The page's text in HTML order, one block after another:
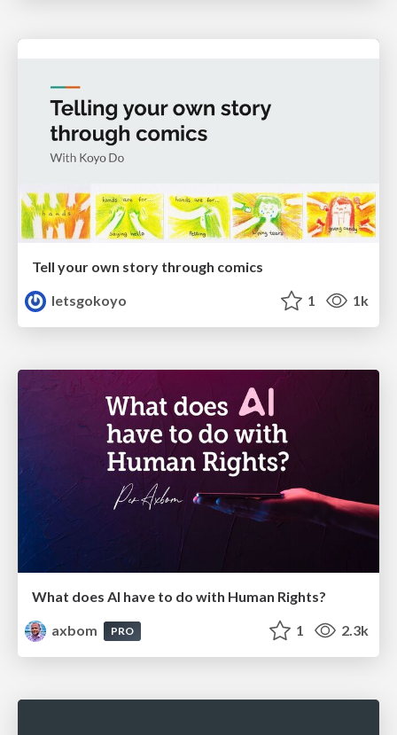
Tell your own story through comics
letsgokoyo
1 1k
What does AI have to do with Human Rights?
axbom
PRO 1 2.3k